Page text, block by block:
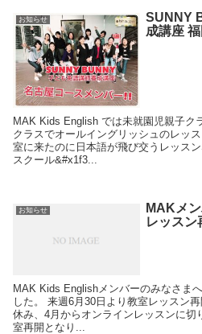
お知らせ
SUNNY
成講座
MAK Kids English では未就園児親子ク
クラスでオールイングリッシュのレッ
室に来たのに日本語が飛び交うレッス
スクール&#x1f3...
お知らせ
MAKメ
レッスン
MAK Kids Englishメンバーのみなさま
した。 来週6月30日より教室レッスン
休み、4月からオンラインレッスンに切
室再開となり...